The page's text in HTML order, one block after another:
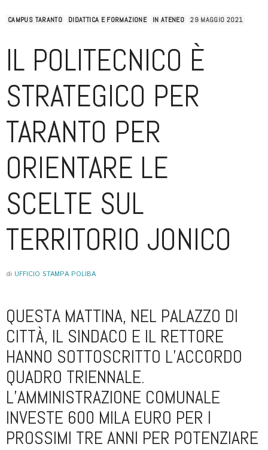
CAMPUS TARANTO DIDATTICA E FORMAZIONE IN ATENEO 29 MAGGIO 2021
IL POLITECNICO È
STRATEGICO PER
TARANTO PER
ORIENTARE LE
SCELTE SUL
TERRITORIO JONICO
di UFFICIO STAMPA POLIBA
QUESTA MATTINA, NEL PALAZZO DI
CITTÀ, IL SINDACO E IL RETTORE
HANNO SOTTOSCRITTO L’ACCORDO
QUADRO TRIENNALE.
L’AMMINISTRAZIONE COMUNALE
INVESTE 600 MILA EURO PER I
PROSSIMI TRE ANNI PER POTENZIARE